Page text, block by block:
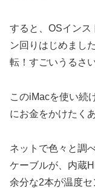
すると、OSインス
ン回りはじめまし
転！すごいうるさ
このiMacを使い続
にお金をかけたく
ネットで色々と調
ケーブルが、内蔵
余分な2本が温度